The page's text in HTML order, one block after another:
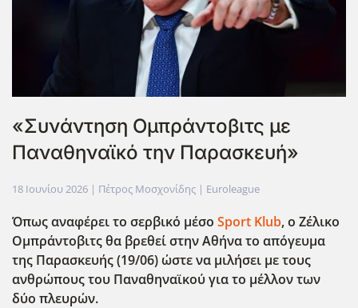
«Συνάντηση Ομπράντοβιτς με
Παναθηναϊκό την Παρασκευή»
18 Ιουνίου 2026 | Πέτρος Μοσχονίδης | Euroleague
Όπως αναφέρει το σερβικό μέσο Sport Klub, ο Ζέλικο
Ομπράντοβιτς θα βρεθεί στην Αθήνα το απόγευμα
της Παρασκευής (19/06) ώστε να μιλήσει με τους
ανθρώπους του Παναθηναϊκού για το μέλλον των
δύο πλευρών.